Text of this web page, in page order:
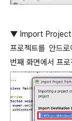
▼ Import
프로젝트를 안드
번째 화면에서 프